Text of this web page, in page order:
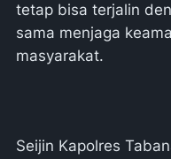
tetap bisa terjalin
sama menjaga
masyarakat.
Seijin Kapolres